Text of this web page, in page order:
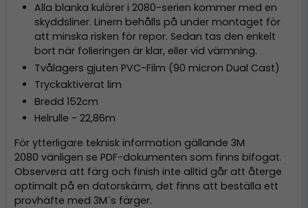
Alla blanka kulörer i 2080-serien kommer med en
skyddsliner. Linern behålls på under montaget för
att minska risken för repor. Sedan tas den enkelt
bort när folieringen är klar, eller vid värmning.
Tvålagers gjuten PVC-Film (90 micron Dual Cast)
Tryckaktiverat lim
Bredd 152cm
Helrulle - 22,86m
För ytterligare teknisk information gällande 3M
2080 vänligen se PDF-dokumenten som finns bifogat.
Observera att färg och finish inte alltid går att återge
optimalt på en datorskärm, det finns att beställa ett
provhäfte med 3M´s färger.